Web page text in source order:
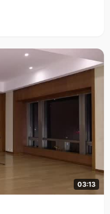
习语文，周末的时候一个
了，不过为了高考只能坚
得校门已经为自己敞开了。
况不是很好，父母都是农
定的收入，高中的三年，重
助，让曹飞顺利度过了高
但是他们从小就教育曹飞要
&quot;小时候，爸爸妈妈常
解了清华的含义，清华不仅
个寄托。没有优越的生活条
，只有靠曹飞的勤奋和努
的爸爸妈妈感到无比的激动
一个状元的选择，跟清华有
太明确的目标，现在只想好
定的工作，有份不错的收
些。 站在北大校园里，曹飞
出来的是对未来无比的执着
会踏实努力的走着
03:13